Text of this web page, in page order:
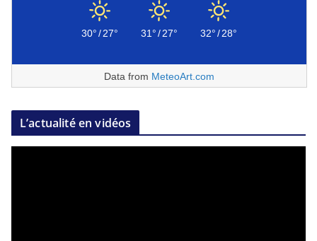
30°/27° 31°/27° 32°/28°
Data from MeteoArt.com
L’actualité en vidéos